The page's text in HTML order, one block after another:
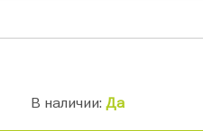
В наличии: Да